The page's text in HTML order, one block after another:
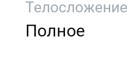
Телосложение
Полное